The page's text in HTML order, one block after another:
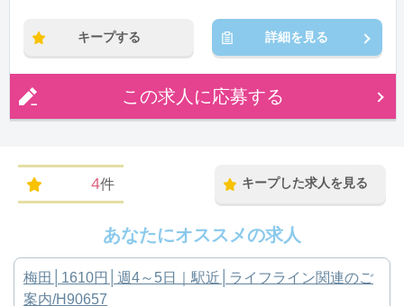
キープする
詳細を見る
この求人に応募する
4件 キープした求人を見る
あなたにオススメの求人
梅田│1610円│週4～5日｜駅近│ライフライン関連のご
案内/H90657